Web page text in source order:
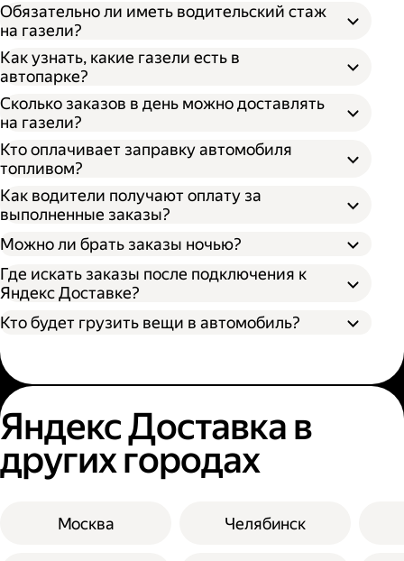
Обязательно ли иметь водительский стаж
на газели?
Как узнать, какие газели есть в
автопарке?
Сколько заказов в день можно доставлять
на газели?
Кто оплачивает заправку автомобиля
топливом?
Как водители получают оплату за
выполненные заказы?
Можно ли брать заказы ночью?
Где искать заказы после подключения к
Яндекс Доставке?
Кто будет грузить вещи в автомобиль?
Яндекс Доставка в
других городах
Москва Челябинск